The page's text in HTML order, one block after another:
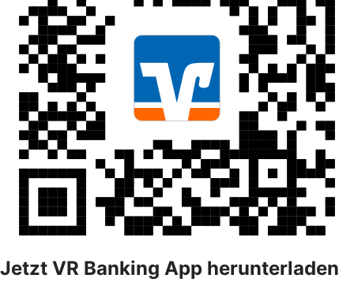
Jetzt VR Banking App herunterladen